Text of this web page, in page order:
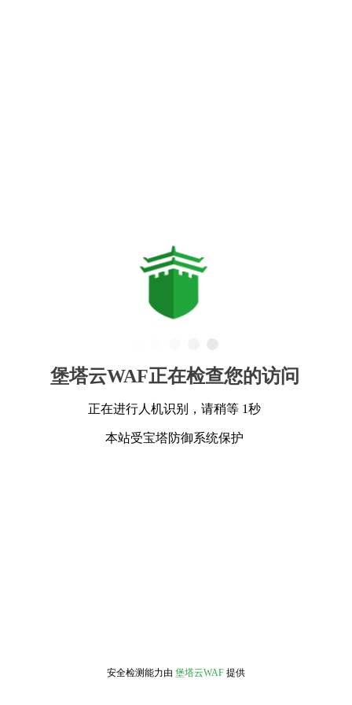
堡塔云WAF正在检查您的访问
正在进行人机识别，请稍等 1秒
本站受宝塔防御系统保护
安全检测能力由 堡塔云WAF 提供